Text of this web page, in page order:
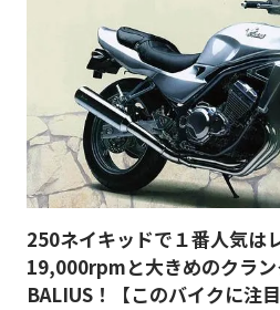
250ネイキッドで１番人気は
19,000rpmと大きめのクラ
BALIUS！【このバイクに注目